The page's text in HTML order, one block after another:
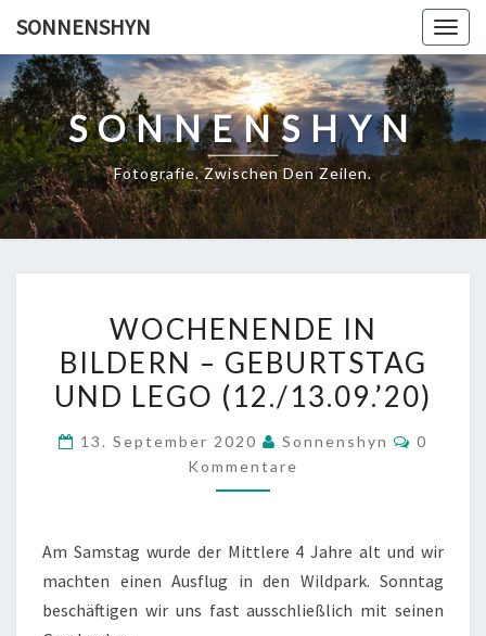
content
SONNENSHYN
SONNENSHYN
Fotografie. Zwischen Den Zeilen.
IN
BILDERN
–
UND
WOCHENENDE IN
BILDERN – GEBURTSTAG
UND LEGO (12./13.09.’20)
13. September 2020 Sonnenshyn
0
Kommentare
Am Samstag wurde der Mittlere 4 Jahre alt und wir
machten einen Ausflug in den Wildpark. Sonntag
beschäftigen wir uns fast ausschließlich mit seinen